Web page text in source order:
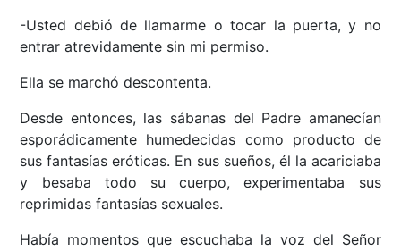
-Usted debió de llamarme o tocar la puerta, y no
entrar atrevidamente sin mi permiso.
Ella se marchó descontenta.
Desde entonces, las sábanas del Padre amanecían
esporádicamente humedecidas como producto de
sus fantasías eróticas. En sus sueños, él la acariciaba
y besaba todo su cuerpo, experimentaba sus
reprimidas fantasías sexuales.
Había momentos que escuchaba la voz del Señor